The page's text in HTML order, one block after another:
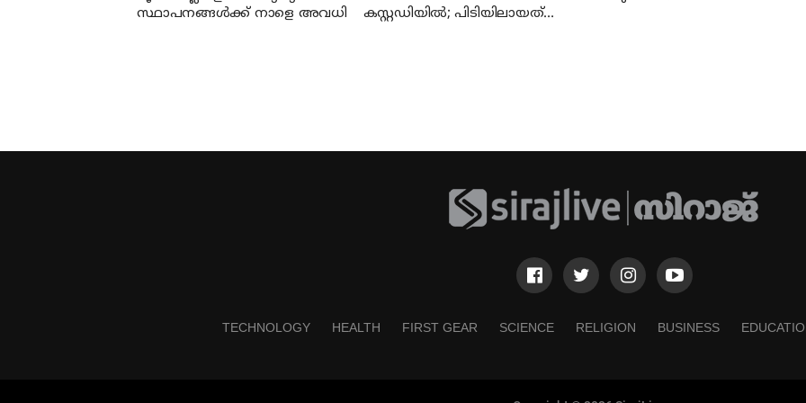
സ്ഥാപനങ്ങള്‍ക്ക് നാളെ അവധി
കസ്റ്റഡിയില്‍; പിടിയിലായത്
TECHNOLOGY HEALTH FIRST GEAR SCIENCE RELIGION BUSINESS